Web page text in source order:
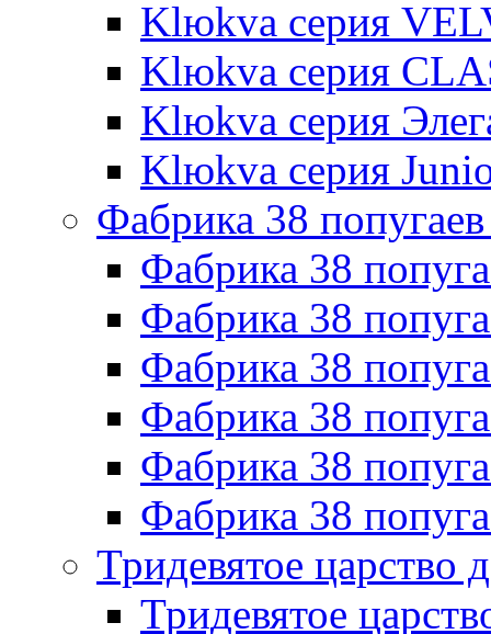
Klюkva серия
Klюkva серия
Klюkva серия
Klюkva серия
Фабрика 38
Фабрика 38
Фабрика 38
Фабрика 38
Фабрика 38
Фабрика 38
Фабрика 38
Тридевятое царство
Тридевятое